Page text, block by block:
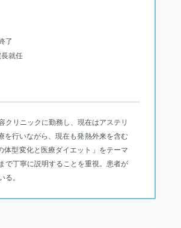
了
就任
リニックに勤務し、現在はアステリ
を行いながら、現在も発熱外来を含む
型変化と医療ダイエット」をテーマ
で丁寧に説明することを重視。患者が
。